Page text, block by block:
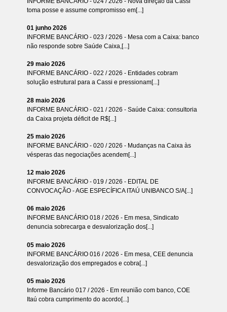
toma posse e assume compromisso em[...]
01 junho 2026
INFORME BANCÁRIO - 023 / 2026 - Mesa com a Caixa: banco
não responde sobre Saúde Caixa,[...]
29 maio 2026
INFORME BANCÁRIO - 022 / 2026 - Entidades cobram
solução estrutural para a Cassi e pressionam[...]
28 maio 2026
INFORME BANCÁRIO - 021 / 2026 - Saúde Caixa: consultoria
da Caixa projeta déficit de R$[...]
25 maio 2026
INFORME BANCÁRIO - 020 / 2026 - Mudanças na Caixa às
vésperas das negociações acendem[...]
12 maio 2026
INFORME BANCÁRIO - 019 / 2026 - EDITAL DE
CONVOCAÇÃO - AGE ESPECÍFICA ITAÚ UNIBANCO S/A[...]
06 maio 2026
INFORME BANCÁRIO 018 / 2026 - Em mesa, Sindicato
denuncia sobrecarga e desvalorização dos[...]
05 maio 2026
INFORME BANCÁRIO 016 / 2026 - Em mesa, CEE denuncia
desvalorização dos empregados e cobra[...]
05 maio 2026
Informe Bancário 017 / 2026 - Em reunião com banco, COE
Itaú cobra cumprimento do acordo[...]